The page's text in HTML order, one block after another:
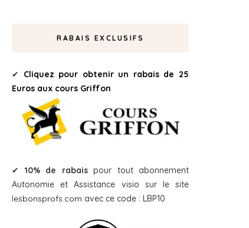
RABAIS EXCLUSIFS
✔ Cliquez pour obtenir un rabais de 25
Euros aux cours Griffon
✔ 10% de rabaispour tout abonnement
Autonomie et Assistance visio sur le site
lesbonsprofs.com avec ce code : LBP10